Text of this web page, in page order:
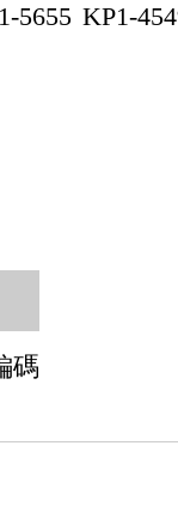
5655 KP1-
碼